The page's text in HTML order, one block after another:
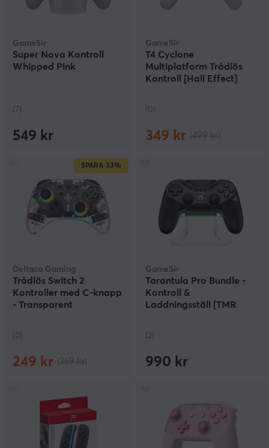
GameSir
Super Nova Kontroll
Whipped Pink
(7)
549 kr
GameSir
T4 Cyclone
Multiplatform Trådlös
Kontroll [Hall Effect]
(0)
349 kr
SPARA 33%
Deltaco Gaming
Trådlös Switch 2
Kontroller med C-knapp
- Transparent
(0)
249 kr
GameSir
Tarantula Pro Bundle -
Kontroll &
Laddningsställ [TMR
(2)
990 kr